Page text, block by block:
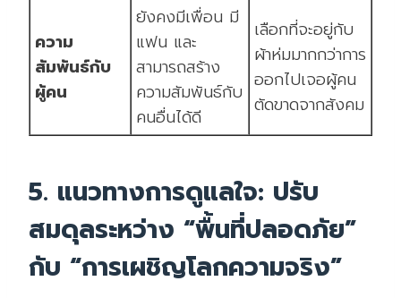
ความ
สัมพันธ์กับ
ผู้คน
ยังคงมีเพื่อน มี
แฟน และ
สามารถสร้าง
ความสัมพันธ์กับ
คนอื่นได้ดี
เลือกที่จะอยู่กับ
ผ้าห่มมากกว่าการ
ออกไปเจอผู้คน
ตัดขาดจากสังคม
5. แนวทางการดูแลใจ: ปรับ
สมดุลระหว่าง “พื้นที่ปลอดภัย”
กับ “การเผชิญโลกความจริง”